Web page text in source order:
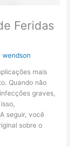
Feridas
wendson
mais
Quando não
graves,
seguir, você
sobre o